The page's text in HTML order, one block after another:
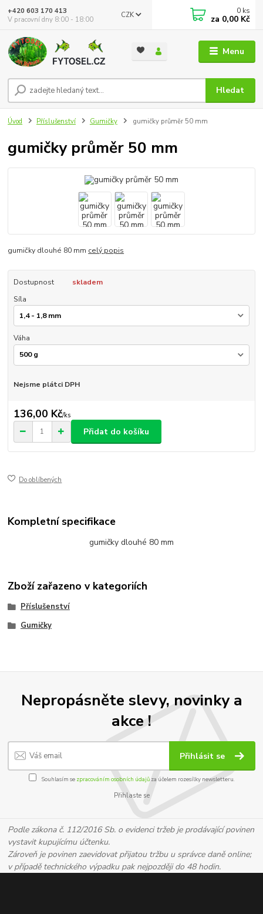
Menu
CZK
Hledat
+420 603 170 413
V pracovní dny 8:00 - 18:00
0 ks
za 0,00 Kč
Úvod Příslušenství Gumičky gumičky průměr 50 mm
gumičky průměr 50 mm
gumičky dlouhé 80 mm celý popis
Dostupnost
skladem
Síla
Váha
Nejsme plátci DPH
136,00 Kč/ks
Přidat do košíku
Do oblíbených
Kompletní specifikace
gumičky dlouhé 80 mm
Zboží zařazeno v kategoriích
Příslušenství
Gumičky
Nepropásněte slevy, novinky a
akce !
Přihlásit se
Souhlasím se zpracováním osobních údajůza účelem rozesílky newsletteru.
Přihlaste se
Podle zákona č. 112/2016 Sb. o evidenci tržeb je prodávající povinen
vystavit kupujícímu účtenku.
Zároveň je povinen zaevidovat přijatou tržbu u správce daně online;
v případě technického výpadku pak nejpozději do 48 hodin.